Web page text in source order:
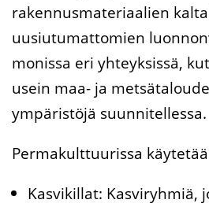
rakennusmateriaalien
uusiutumattomien
monissa eri yhteyksissä,
usein maa- ja
ympäristöjä suunnitellessa.
Permakulttuurissa
Kasvikillat: